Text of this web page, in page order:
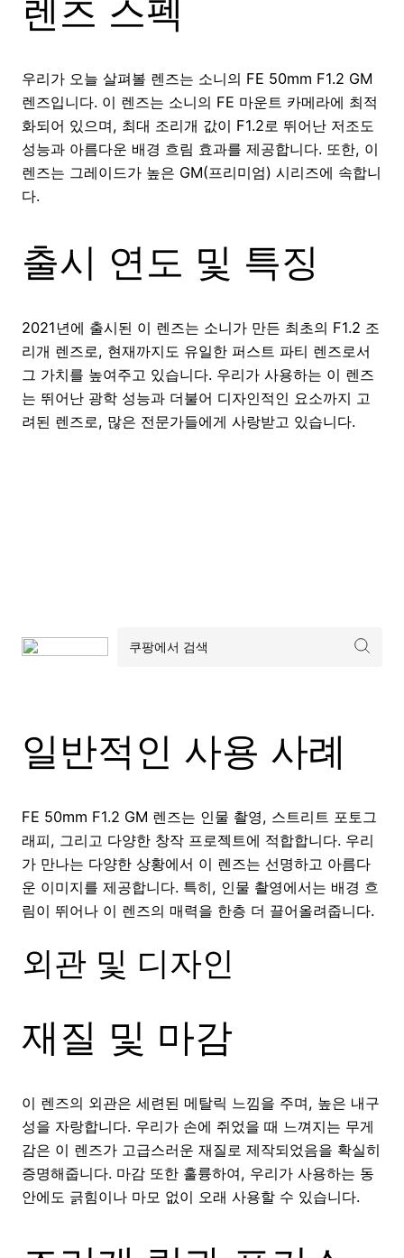
렌즈 스펙
우리가 오늘 살펴볼 렌즈는 소니의 FE 50mm F1.2 GM
렌즈입니다. 이 렌즈는 소니의 FE 마운트 카메라에 최적
화되어 있으며, 최대 조리개 값이 F1.2로 뛰어난 저조도
성능과 아름다운 배경 흐림 효과를 제공합니다. 또한, 이
렌즈는 그레이드가 높은 GM(프리미엄) 시리즈에 속합니
다.
출시 연도 및 특징
2021년에 출시된 이 렌즈는 소니가 만든 최초의 F1.2 조
리개 렌즈로, 현재까지도 유일한 퍼스트 파티 렌즈로서
그 가치를 높여주고 있습니다. 우리가 사용하는 이 렌즈
는 뛰어난 광학 성능과 더불어 디자인적인 요소까지 고
려된 렌즈로, 많은 전문가들에게 사랑받고 있습니다.
일반적인 사용 사례
FE 50mm F1.2 GM 렌즈는 인물 촬영, 스트리트 포토그
래피, 그리고 다양한 창작 프로젝트에 적합합니다. 우리
가 만나는 다양한 상황에서 이 렌즈는 선명하고 아름다
운 이미지를 제공합니다. 특히, 인물 촬영에서는 배경 흐
림이 뛰어나 이 렌즈의 매력을 한층 더 끌어올려줍니다.
외관 및 디자인
재질 및 마감
이 렌즈의 외관은 세련된 메탈릭 느낌을 주며, 높은 내구
성을 자랑합니다. 우리가 손에 쥐었을 때 느껴지는 무게
감은 이 렌즈가 고급스러운 재질로 제작되었음을 확실히
증명해줍니다. 마감 또한 훌륭하여, 우리가 사용하는 동
안에도 긁힘이나 마모 없이 오래 사용할 수 있습니다.